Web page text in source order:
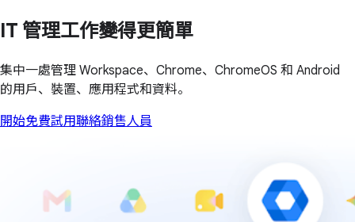
IT 管理工作變得更簡單
集中一處管理 Workspace、Chrome、ChromeOS 和 Android
的用戶、裝置、應用程式和資料。
開始免費試用聯絡銷售人員